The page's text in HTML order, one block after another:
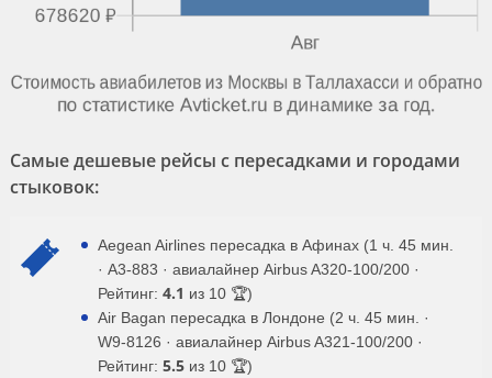
Самые дешевые рейсы с пересадками и городами
стыковок:
Aegean Airlines пересадка в Афинах (1 ч. 45 мин.
· A3-883 · авиалайнер Airbus A320-100/200 ·
Рейтинг: 4.1 из 10 🏆)
Air Bagan пересадка в Лондоне (2 ч. 45 мин. ·
W9-8126 · авиалайнер Airbus A321-100/200 ·
Рейтинг: 5.5 из 10 🏆)